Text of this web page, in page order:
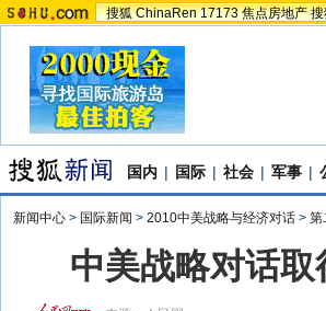
搜狐 ChinaRen 17173 焦点房地产 搜
国内 | 国际 | 社会 | 军事 |
新闻中心 > 国际新闻 > 2010中美战略与经济对话 > 第
中美战略对话